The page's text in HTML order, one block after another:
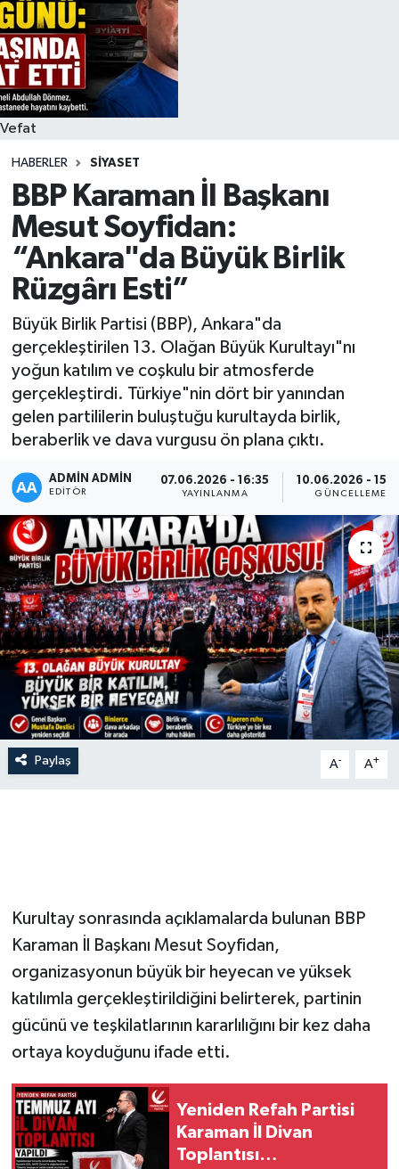
Vefat
HABERLER SIYASET
BBP Karaman İl Başkanı
Mesut Soyfidan:
“Ankara"da Büyük Birlik
Rüzgârı Esti”
Büyük Birlik Partisi (BBP), Ankara"da
gerçekleştirilen 13. Olağan Büyük Kurultayı"nı
yoğun katılım ve coşkulu bir atmosferde
gerçekleştirdi. Türkiye"nin dört bir yanından
gelen partililerin buluştuğu kurultayda birlik,
beraberlik ve dava vurgusu ön plana çıktı.
ADMIN ADMIN
EDITÖR
07.06.2026 - 16:35
YAYINLANMA
10.06.2026 -
GÜNCELLEME
Paylaş A- A+
Kurultay sonrasında açıklamalarda bulunan BBP
Karaman İl Başkanı Mesut Soyfidan,
organizasyonun büyük bir heyecan ve yüksek
katılımla gerçekleştirildiğini belirterek, partinin
gücünü ve teşkilatlarının kararlılığını bir kez daha
ortaya koyduğunu ifade etti.
Yeniden Refah Partisi
Karaman İl Divan
Toplantısı
Siyaset
Spor
Vefat Edenler
Video Galeri
Yaşam